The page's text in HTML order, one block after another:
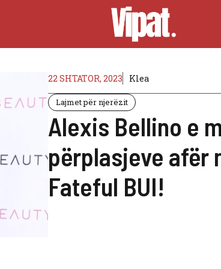
22 SHTATOR, 2023 Klea
Lajmet për njerëzit
Alexis Bellino e
përplasjeve afër
Fateful BUI!